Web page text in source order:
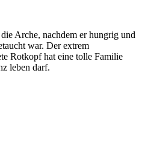
Arche, nachdem er hungrig und
war. Der extrem
Rotkopf hat eine tolle Familie
leben darf.